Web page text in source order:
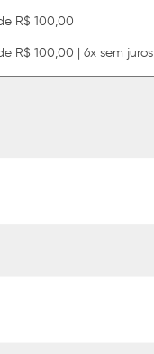
R$ 100,00
R$ 100,00 | 6x sem juros